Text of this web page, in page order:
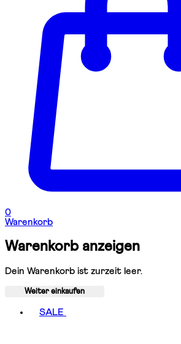
0
Warenkorb
Warenkorb anzeigen
Dein Warenkorb ist zurzeit leer.
Weiter einkaufen
SALE